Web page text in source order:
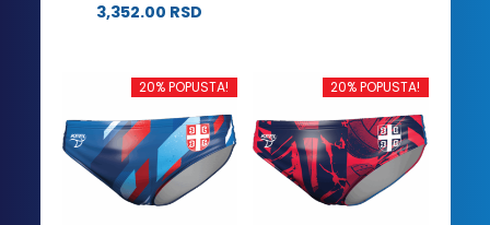
3,352.00 RSD
ima
varijanti.
Opcije
mogu
biti
više
varijanti.
Opcije
mogu
biti
izabrane
20% POPUSTA! 20% POPUSTA!